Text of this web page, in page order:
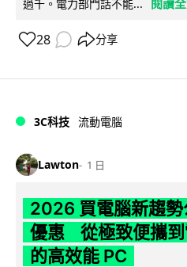
過千。電力部門話不能... 閱讀
28 分享
3C科技 流動電腦
Lawton 1 日
2026 買電腦新趨
優惠 從極致便攜到
的高效能 PC